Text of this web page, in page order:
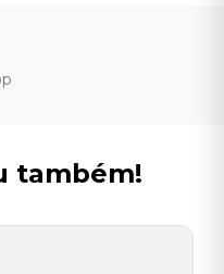
também!